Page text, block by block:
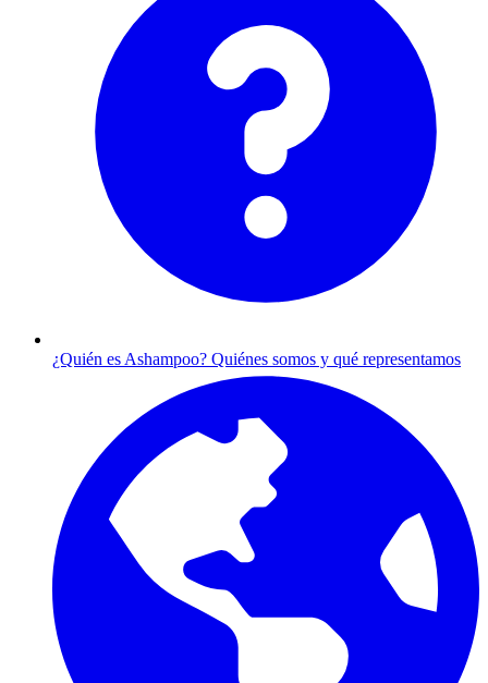
¿Quién es Ashampoo? Quiénes somos y qué representamos